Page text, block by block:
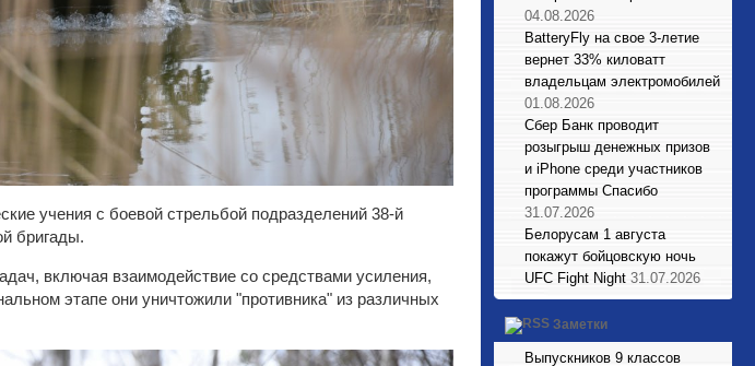
учения с боевой стрельбой подразделений 38-й
бригады.
включая взаимодействие со средствами усиления,
этапе они уничтожили "противника" из различных
04.08.2026
BatteryFly на свое 3-летие
вернет 33% киловатт
владельцам электромобилей
01.08.2026
Сбер Банк проводит
розыгрыш денежных призов
и iPhone среди участников
программы Спасибо
31.07.2026
Белорусам 1 августа
покажут бойцовскую ночь
UFC Fight Night 31.07.2026
Заметки
Выпускников 9 классов